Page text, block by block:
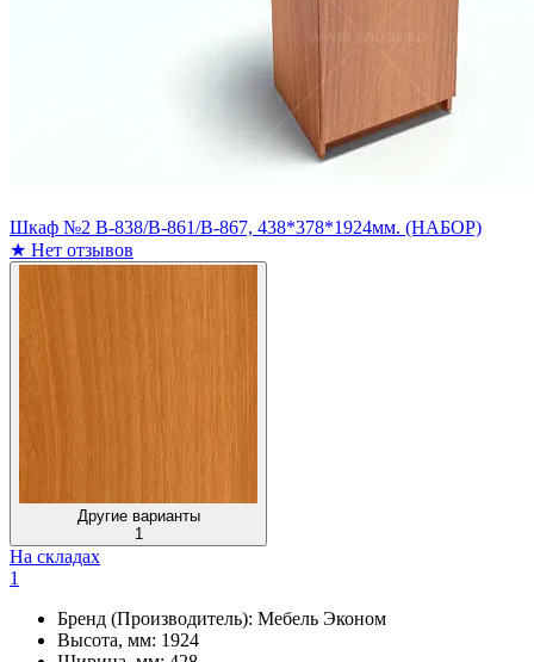
Шкаф №2 В-838/В-861/В-867, 438*378*1924мм. (НАБОР)
★ Нет отзывов
Другие варианты
1
На складах
1
Бренд (Производитель): Мебель Эконом
Высота, мм: 1924